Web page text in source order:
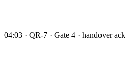
04:03 · QR-7 · Gate 4 · handover ack